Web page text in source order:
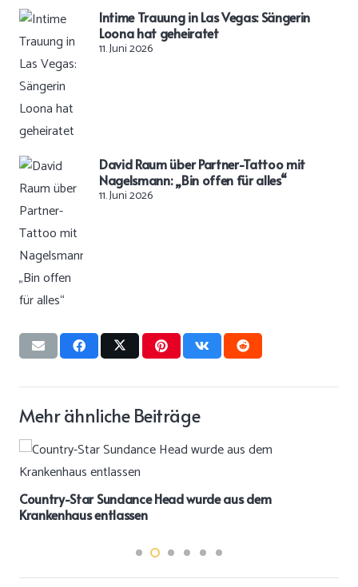
Intime Trauung in Las Vegas: Sängerin
Loona hat geheiratet
11. Juni 2026
David Raum über Partner-Tattoo mit
Nagelsmann: „Bin offen für alles“
11. Juni 2026
Mehr ähnliche Beiträge
Country-Star Sundance Head wurde aus dem
Krankenhaus entlassen